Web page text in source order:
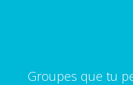
Groupes que tu